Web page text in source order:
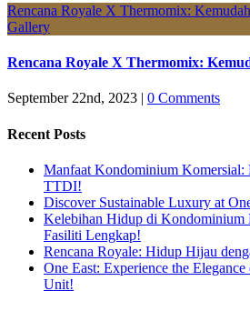
Rencana Royale X Thermomix:
Gallery
Rencana Royale X Thermomix:
September 22nd, 2023 | 0 Comments
Recent Posts
Manfaat Kondominium Komersial:
TTDI!
Discover Sustainable Luxury at
Kelebihan Hidup di Kondominium
Fasiliti Lengkap!
Rencana Royale: Hidup Hijau
One East: Experience the
Unit!